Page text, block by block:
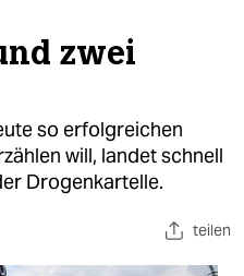
zwei
so erfolgreichen
will, landet schnell
Drogenkartelle.
teilen